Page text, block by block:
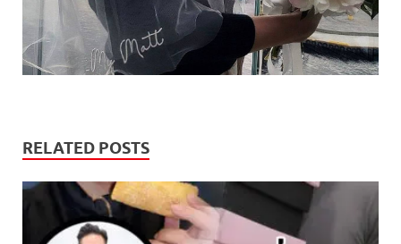
RELATED POSTS